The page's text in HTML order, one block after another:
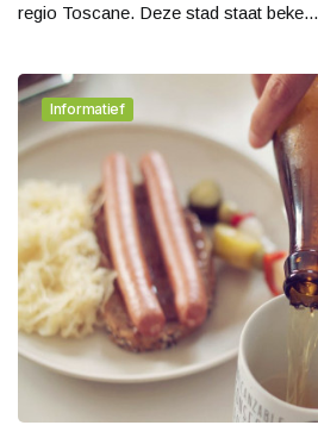
regio Toscane. Deze stad staat beke...
Informatief